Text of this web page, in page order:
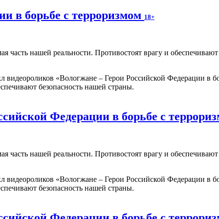
в борьбе с терроризмом 18+
часть нашей реальности. Противостоят врагу и
«Вологжане – Герои Российской Федерации в
безопасность нашей страны.
Федерации в борьбе с
часть нашей реальности. Противостоят врагу и
«Вологжане – Герои Российской Федерации в
безопасность нашей страны.